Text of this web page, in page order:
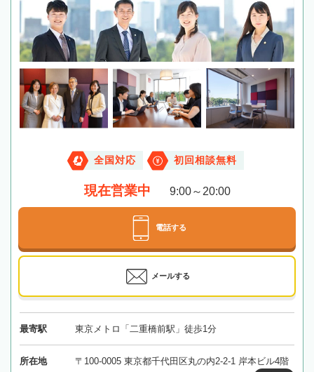
全国対応 初回相談無料
現在営業中 9:00～20:00
電話する
メールする
最寄駅 東京メトロ「二重橋前駅」徒歩1分
所在地 〒100-0005 東京都千代田区丸の内2-2-1 岸本ビル4階